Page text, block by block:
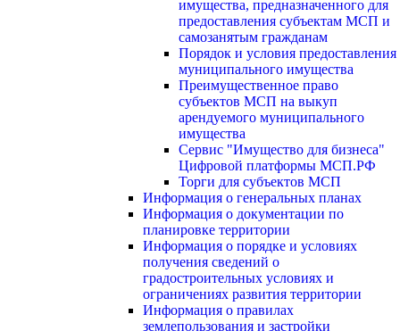
имущества, предназначенного для
предоставления субъектам МСП и
самозанятым гражданам
Порядок и условия предоставления
муниципального имущества
Преимущественное право
субъектов МСП на выкуп
арендуемого муниципального
имущества
Сервис "Имущество для бизнеса"
Цифровой платформы МСП.РФ
Торги для субъектов МСП
Информация о генеральных планах
Информация о документации по
планировке территории
Информация о порядке и условиях
получения сведений о
градостроительных условиях и
ограничениях развития территории
Информация о правилах
землепользования и застройки